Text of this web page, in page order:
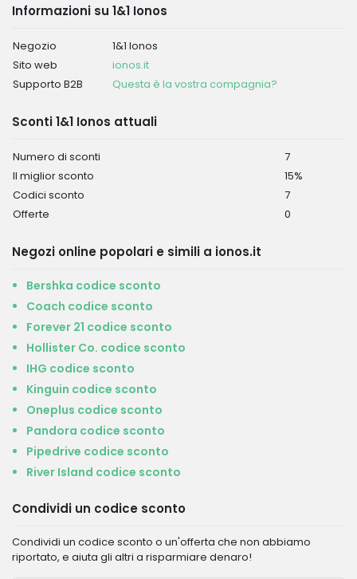
Informazioni su 1&1 Ionos
Negozio
1&1 Ionos
Sito web
ionos.it
Supporto B2B
Questa è la vostra compagnia?
Sconti 1&1 Ionos attuali
Numero di sconti
7
Il miglior sconto
15%
Codici sconto
7
Offerte
0
Negozi online popolari e simili a ionos.it
Bershka codice sconto
Coach codice sconto
Forever 21 codice sconto
Hollister Co. codice sconto
IHG codice sconto
Kinguin codice sconto
Oneplus codice sconto
Pandora codice sconto
Pipedrive codice sconto
River Island codice sconto
Condividi un codice sconto
Condividi un codice sconto o un'offerta che non abbiamo
riportato, e aiuta gli altri a risparmiare denaro!